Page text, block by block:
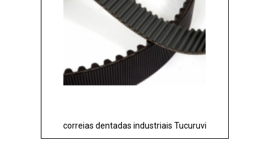
correias dentadas industriais Tucuruvi